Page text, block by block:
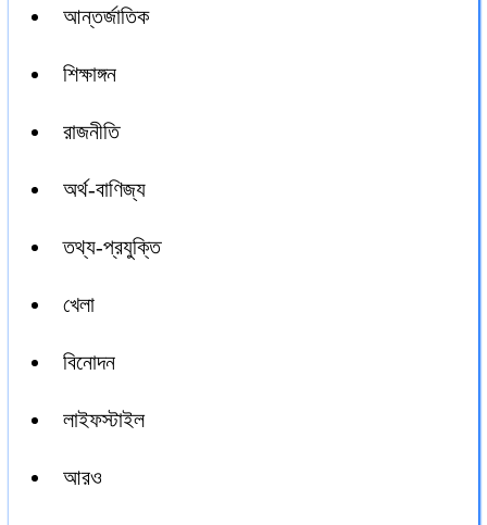
আন্তর্জাতিক
শিক্ষাঙ্গন
রাজনীতি
অর্থ-বাণিজ্য
তথ্য-প্রযুক্তি
খেলা
বিনোদন
লাইফস্টাইল
আরও